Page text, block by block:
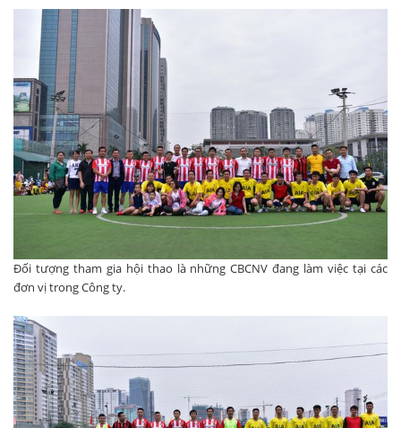
Đối tượng tham gia hội thao là những CBCNV đang làm việc tại các
đơn vị trong Công ty.